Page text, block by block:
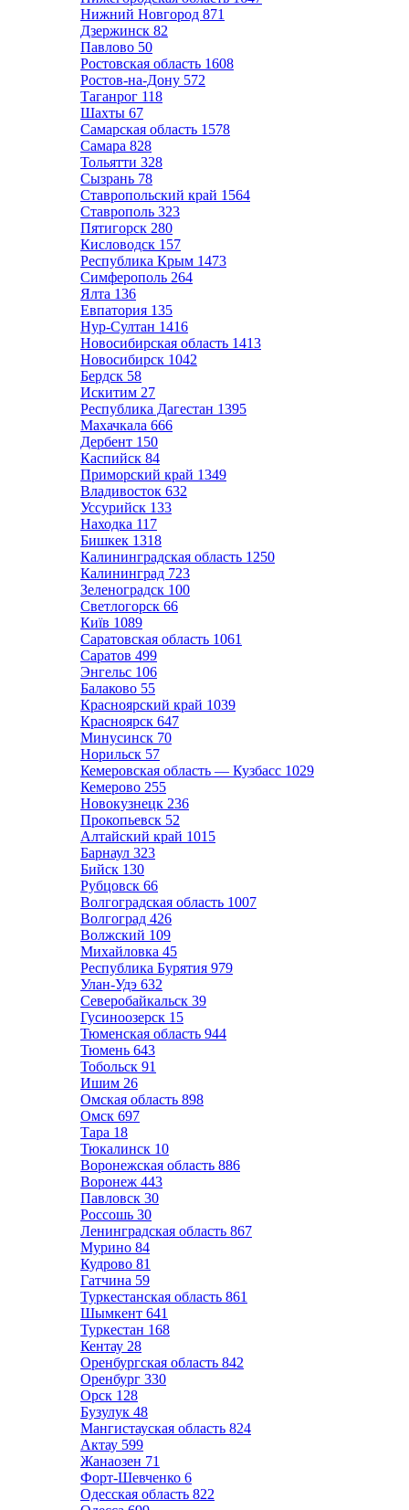
Нижний Новгород 871
Дзержинск 82
Павлово 50
Ростовская область 1608
Ростов-на-Дону 572
Таганрог 118
Шахты 67
Самарская область 1578
Самара 828
Тольятти 328
Сызрань 78
Ставропольский край 1564
Ставрополь 323
Пятигорск 280
Кисловодск 157
Республика Крым 1473
Симферополь 264
Ялта 136
Евпатория 135
Нур-Султан 1416
Новосибирская область 1413
Новосибирск 1042
Бердск 58
Искитим 27
Республика Дагестан 1395
Махачкала 666
Дербент 150
Каспийск 84
Приморский край 1349
Владивосток 632
Уссурийск 133
Находка 117
Бишкек 1318
Калининградская область 1250
Калининград 723
Зеленоградск 100
Светлогорск 66
Київ 1089
Саратовская область 1061
Саратов 499
Энгельс 106
Балаково 55
Красноярский край 1039
Красноярск 647
Минусинск 70
Норильск 57
Кемеровская область — Кузбасс 1029
Кемерово 255
Новокузнецк 236
Прокопьевск 52
Алтайский край 1015
Барнаул 323
Бийск 130
Рубцовск 66
Волгоградская область 1007
Волгоград 426
Волжский 109
Михайловка 45
Республика Бурятия 979
Улан-Удэ 632
Северобайкальск 39
Гусиноозерск 15
Тюменская область 944
Тюмень 643
Тобольск 91
Ишим 26
Омская область 898
Омск 697
Тара 18
Тюкалинск 10
Воронежская область 886
Воронеж 443
Павловск 30
Россошь 30
Ленинградская область 867
Мурино 84
Кудрово 81
Гатчина 59
Туркестанская область 861
Шымкент 641
Туркестан 168
Кентау 28
Оренбургская область 842
Оренбург 330
Орск 128
Бузулук 48
Мангистауская область 824
Актау 599
Жанаозен 71
Форт-Шевченко 6
Одесская область 822